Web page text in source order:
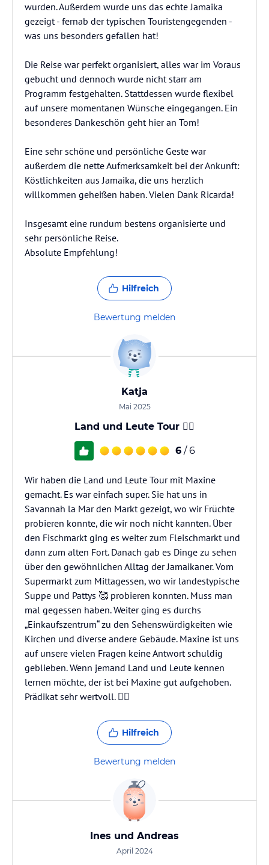
wurden. Außerdem wurde uns das echte Jamaika
gezeigt - fernab der typischen Touristengegenden -
was uns besonders gefallen hat!
Die Reise war perfekt organisiert, alles war im Voraus
gebucht und dennoch wurde nicht starr am
Programm festgehalten. Stattdessen wurde flexibel
auf unsere momentanen Wünsche eingegangen. Ein
besonderes Dankeschön geht hier an Tom!
Eine sehr schöne und persönliche Geste war
außerdem die nette Aufmerksamkeit bei der Ankunft:
Köstlichkeiten aus Jamaika, die uns herzlich
willkommen geheißen haben. Vielen Dank Ricarda!
Insgesamt eine rundum bestens organisierte und
sehr persönliche Reise.
Absolute Empfehlung!
Hilfreich
Bewertung melden
Katja
Mai 2025
Land und Leute Tour 👍🏼
6 / 6
Wir haben die Land und Leute Tour mit Maxine
gemacht. Es war einfach super. Sie hat uns in
Savannah la Mar den Markt gezeigt, wo wir Früchte
probieren konnte, die wir noch nicht kannten. Über
den Fischmarkt ging es weiter zum Fleischmarkt und
dann zum alten Fort. Danach gab es Dinge zu sehen
über den gewöhnlichen Alltag der Jamaikaner. Vom
Supermarkt zum Mittagessen, wo wir landestypische
Suppe und Pattys 🥰 probieren konnten. Muss man
mal gegessen haben. Weiter ging es durchs
„Einkaufszentrum“ zu den Sehenswürdigkeiten wie
Kirchen und diverse andere Gebäude. Maxine ist uns
auf unsere vielen Fragen keine Antwort schuldig
geblieben. Wenn jemand Land und Leute kennen
lernen möchte, der ist bei Maxine gut aufgehoben.
Prädikat sehr wertvoll. 👍🏼
Hilfreich
Bewertung melden
Ines und Andreas
April 2024